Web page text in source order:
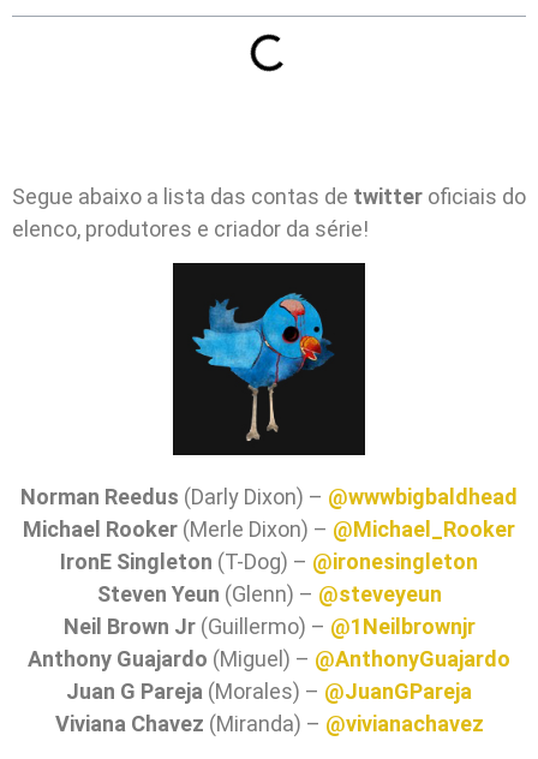
Segue abaixo a lista das contas de twitter oficiais do
elenco, produtores e criador da série!
Norman Reedus (Darly Dixon) – @wwwbigbaldhead
Michael Rooker (Merle Dixon) – @Michael_Rooker
IronE Singleton (T-Dog) – @ironesingleton
Steven Yeun (Glenn) – @steveyeun
Neil Brown Jr(Guillermo) – @1Neilbrownjr
Anthony Guajardo (Miguel) – @AnthonyGuajardo
Juan G Pareja (Morales) – @JuanGPareja
Viviana Chavez (Miranda) – @vivianachavez